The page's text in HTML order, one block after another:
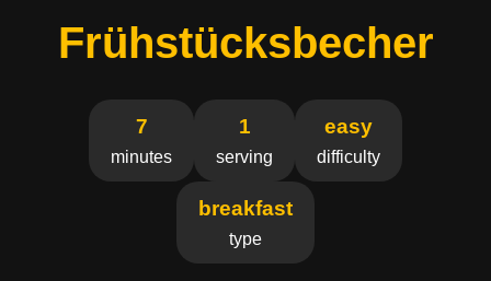
Frühstücksbecher
7
minutes
1
serving
easy
difficulty
breakfast
type